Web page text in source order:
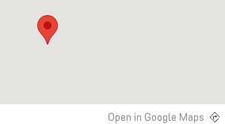
Open in Google Maps